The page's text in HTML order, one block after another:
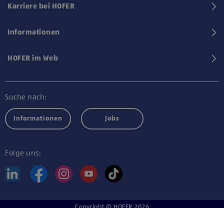
Karriere bei HOFER
Informationen
HOFER im Web
Suche nach:
Informationen Jobs
Folge uns: